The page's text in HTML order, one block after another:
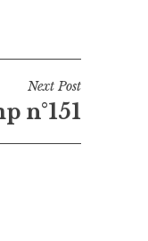
Next Post
n°151